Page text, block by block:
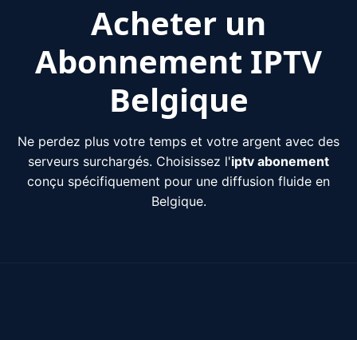
Acheter un
Abonnement IPTV
Belgique
Ne perdez plus votre temps et votre argent avec des
serveurs surchargés. Choisissez l'iptv abonement
conçu spécifiquement pour une diffusion fluide en
Belgique.